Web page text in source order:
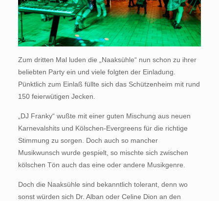
Zum dritten Mal luden die „Naaksühle“ nun schon zu ihrer
beliebten Party ein und viele folgten der Einladung.
Pünktlich zum Einlaß füllte sich das Schützenheim mit rund
150 feierwütigen Jecken.
„DJ Franky“ wußte mit einer guten Mischung aus neuen
Karnevalshits und Kölschen-Evergreens für die richtige
Stimmung zu sorgen. Doch auch so mancher
Musikwunsch wurde gespielt, so mischte sich zwischen
kölschen Tön auch das eine oder andere Musikgenre.
Doch die Naaksühle sind bekanntlich tolerant, denn wo
sonst würden sich Dr. Alban oder Celine Dion an den